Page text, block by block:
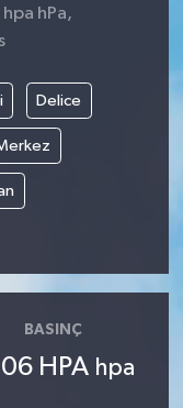
hPa,
Delice
BASINÇ
HPA hpa